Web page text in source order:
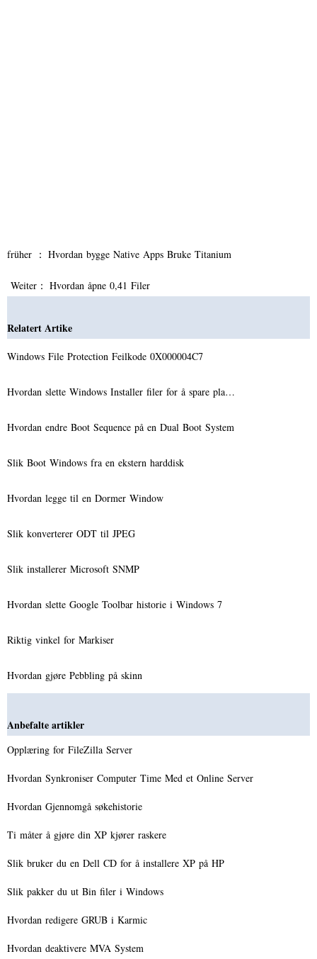
früher ： Hvordan bygge Native Apps Bruke Titanium
Weiter： Hvordan åpne 0,41 Filer
Relatert Artike
Windows File Protection Feilkode 0X000004C7
Hvordan slette Windows Installer filer for å spare pla…
Hvordan endre Boot Sequence på en Dual Boot System
Slik Boot Windows fra en ekstern harddisk
Hvordan legge til en Dormer Window
Slik konverterer ODT til JPEG
Slik installerer Microsoft SNMP
Hvordan slette Google Toolbar historie i Windows 7
Riktig vinkel for Markiser
Hvordan gjøre Pebbling på skinn
Anbefalte artikler
Opplæring for FileZilla Server
Hvordan Synkroniser Computer Time Med et Online Server
Hvordan Gjennomgå søkehistorie
Ti måter å gjøre din XP kjører raskere
Slik bruker du en Dell CD for å installere XP på HP
Slik pakker du ut Bin filer i Windows
Hvordan redigere GRUB i Karmic
Hvordan deaktivere MVA System